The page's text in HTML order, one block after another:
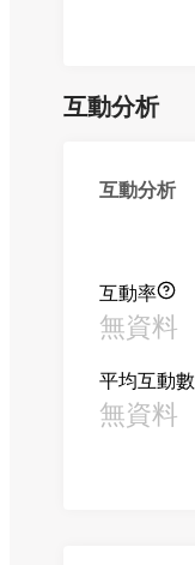
互動分析
互動分析
互動率
無資料
平均互動數
無資料